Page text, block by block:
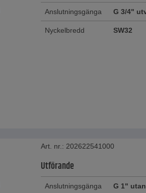
Anslutningsgänga G 3/4"
Nyckelbredd SW32
Art. nr.: 202622541000
Utförande
Anslutningsgänga G 1"